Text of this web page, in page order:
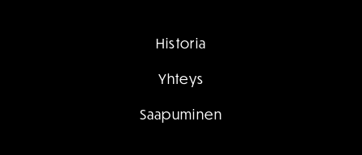
Historia
Yhteys
Saapuminen